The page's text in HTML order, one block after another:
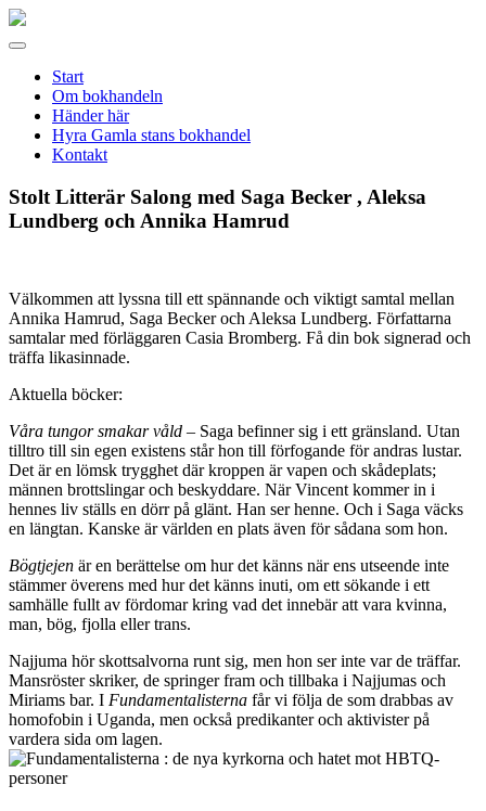
Gamla
Meny
Start
Om bokhandeln
Händer här
Hyra Gamla stans bokhandel
Kontakt
Stolt Litterär Salong med Saga Becker , Aleksa
Lundberg och Annika Hamrud
Välkommen att lyssna till ett spännande och viktigt samtal mellan
Annika Hamrud, Saga Becker och Aleksa Lundberg. Författarna
samtalar med förläggaren Casia Bromberg. Få din bok signerad och
träffa likasinnade.
Aktuella böcker:
Våra tungor smakar våld – Saga befinner sig i ett gränsland. Utan
tilltro till sin egen existens står hon till förfogande för andras lustar.
Det är en lömsk trygghet där kroppen är vapen och skådeplats;
männen brottslingar och beskyddare. När Vincent kommer in i
hennes liv ställs en dörr på glänt. Han ser henne. Och i Saga väcks
en längtan. Kanske är världen en plats även för sådana som hon.
Bögtjejen är en berättelse om hur det känns när ens utseende inte
stämmer överens med hur det känns inuti, om ett sökande i ett
samhälle fullt av fördomar kring vad det innebär att vara kvinna,
man, bög, fjolla eller trans.
Najjuma hör skottsalvorna runt sig, men hon ser inte var de träffar.
Mansröster skriker, de springer fram och tillbaka i Najjumas och
Miriams bar. I Fundamentalisterna får vi följa de som drabbas av
homofobin i Uganda, men också predikanter och aktivis­ter på
vardera sida om lagen.